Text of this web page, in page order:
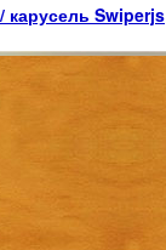
Swiperjs